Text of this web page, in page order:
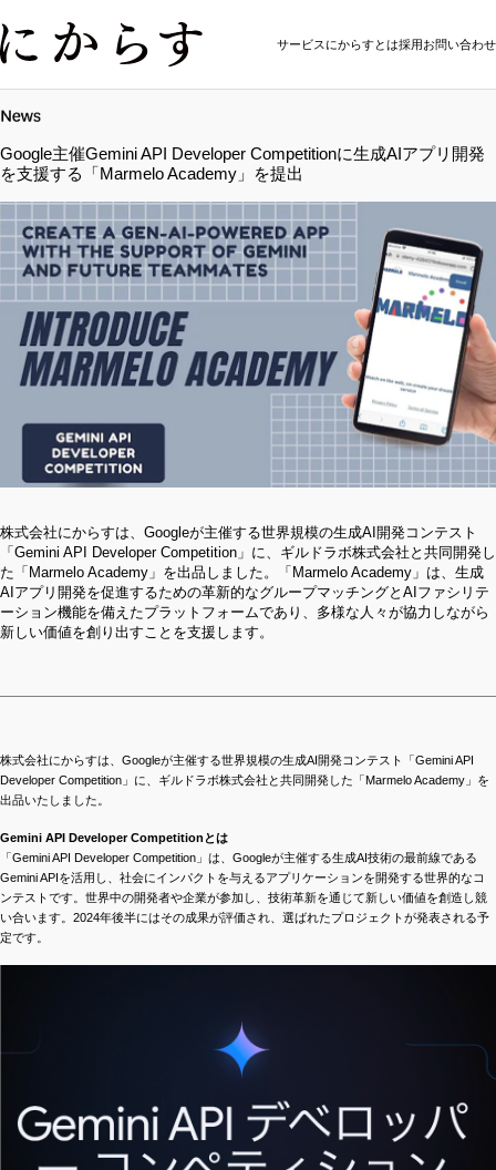
サービス にからすとは採用お問い合わせ
Google主催Gemini API Developer Competitionに生成AIアプリ開発
を支援する「Marmelo Academy」を提出
株式会社にからすは、Googleが主催する世界規模の生成AI開発コンテスト
「Gemini API Developer Competition」に、ギルドラボ株式会社と共同開発し
た「Marmelo Academy」を出品しました。「Marmelo Academy」は、生成
AIアプリ開発を促進するための革新的なグループマッチングとAIファシリテ
ーション機能を備えたプラットフォームであり、多様な人々が協力しながら
新しい価値を創り出すことを支援します。
株式会社にからすは、Googleが主催する世界規模の生成AI開発コンテスト「Gemini API
Developer Competition」に、ギルドラボ株式会社と共同開発した「Marmelo Academy」を
出品いたしました。
Gemini API Developer Competitionとは
「Gemini API Developer Competition」は、Googleが主催する生成AI技術の最前線である
Gemini APIを活用し、社会にインパクトを与えるアプリケーションを開発する世界的なコ
ンテストです。世界中の開発者や企業が参加し、技術革新を通じて新しい価値を創造し競
い合います。2024年後半にはその成果が評価され、選ばれたプロジェクトが発表される予
定です。